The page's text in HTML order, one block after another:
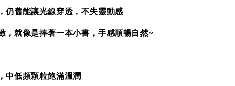
仍舊能讓光線穿透，不失靈動感
，就像是捧著一本小書，手感順暢自然~
中低頻顆粒飽滿溫潤